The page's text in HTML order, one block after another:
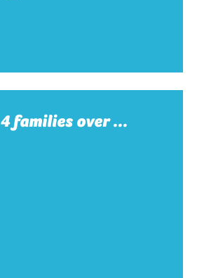
4 families over ...